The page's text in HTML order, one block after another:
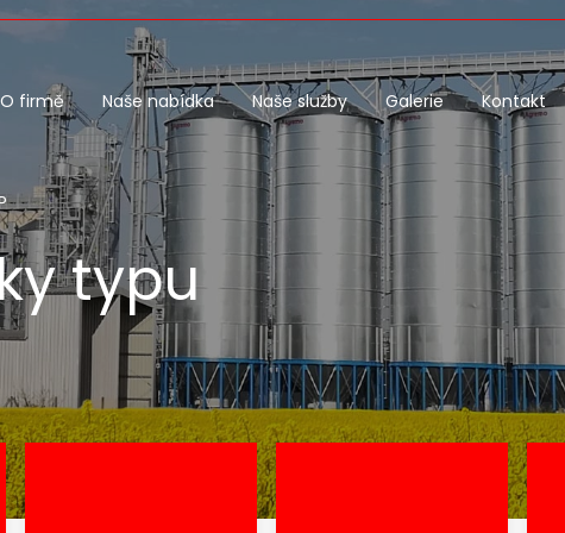
O firmě Naše nabídka Naše služby Galerie Kontakt
typu